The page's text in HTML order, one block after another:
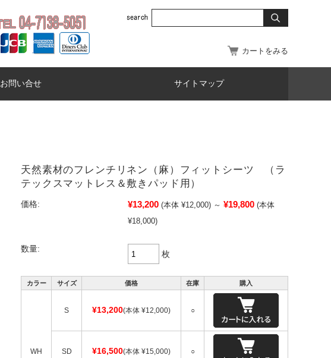
カートをみる
お問い合せ サイトマップ
天然素材のフレンチリネン（麻）フィットシーツ （ラ
テックスマットレス＆敷きパッド用）
価格: ¥13,200 (本体 ¥12,000) ～ ¥19,800 (本体
¥18,000)
数量:
枚
カラー サイズ 価格 在庫 購入
WH
S ¥13,200(本体 ¥12,000) ○
SD ¥16,500(本体 ¥15,000) ○